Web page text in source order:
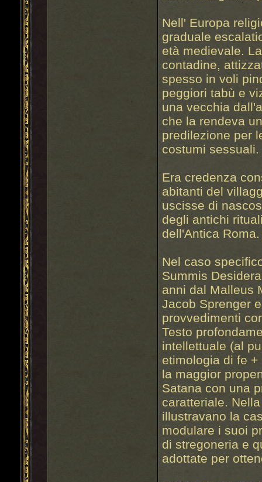
Nell' Europa
graduale
età medievale.
contadine,
spesso in voli
peggiori tabù e
una vecchia
che la rendeva
predilezione per
costumi sessuali.
Era credenza
abitanti del
uscisse di
degli antichi
dell'Antica Roma.
Nel caso
Summis
anni dal Malleus
Jacob Sprenger
provvedimenti
Testo
intellettuale (al
etimologia di fe
la maggior
Satana con una
caratteriale.
illustravano la
modulare i suoi
di stregoneria e
adottate per